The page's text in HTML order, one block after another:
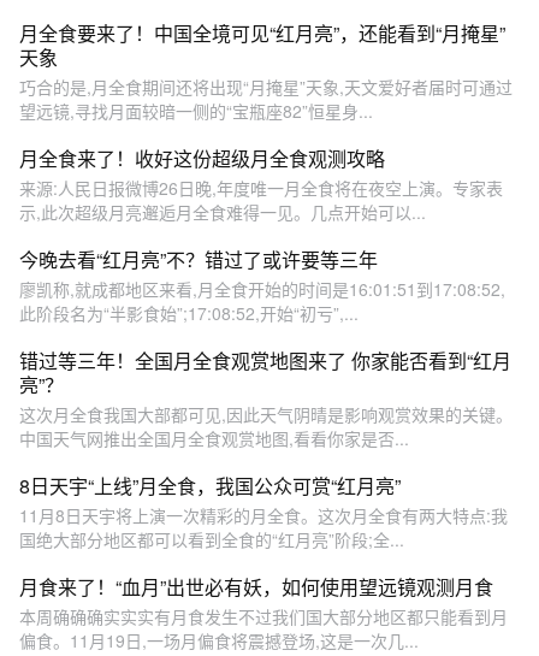
月全食要来了！中国全境可见“红月亮”，还能看到“月掩星”
天象
巧合的是,月全食期间还将出现“月掩星”天象,天文爱好者届时可通过
望远镜,寻找月面较暗一侧的“宝瓶座82”恒星身...
月全食来了！收好这份超级月全食观测攻略
来源:人民日报微博26日晚,年度唯一月全食将在夜空上演。专家表
示,此次超级月亮邂逅月全食难得一见。几点开始可以...
今晚去看“红月亮”不？错过了或许要等三年
廖凯称,就成都地区来看,月全食开始的时间是16:01:51到17:08:52,
此阶段名为“半影食始”;17:08:52,开始“初亏”,...
错过等三年！全国月全食观赏地图来了 你家能否看到“红月
亮”？
这次月全食我国大部都可见,因此天气阴晴是影响观赏效果的关键。
中国天气网推出全国月全食观赏地图,看看你家是否...
8日天宇“上线”月全食，我国公众可赏“红月亮”
11月8日天宇将上演一次精彩的月全食。这次月全食有两大特点:我
国绝大部分地区都可以看到全食的“红月亮”阶段;全...
月食来了！“血月”出世必有妖，如何使用望远镜观测月食
本周确确确实实实有月食发生不过我们国大部分地区都只能看到月
偏食。11月19日,一场月偏食将震撼登场,这是一次几...